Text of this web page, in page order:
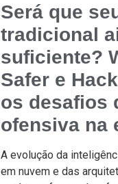
Será que
tradicional
suficiente?
Safer e
os desafios
ofensiva na
A evolução da
em nuvem e das